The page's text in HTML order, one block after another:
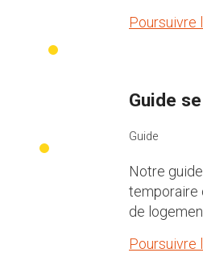
Poursuivre
Guide
Guide
Notre
temporaire
de
Poursuivre